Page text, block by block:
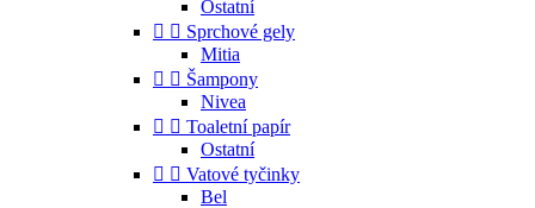
Ostatní
  Sprchové gely
Mitia
  Šampony
Nivea
  Toaletní papír
Ostatní
  Vatové tyčinky
Bel